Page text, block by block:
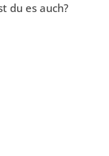
du es auch?